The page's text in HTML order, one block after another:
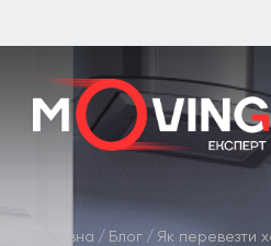
Головна / Блог / Як перевезти